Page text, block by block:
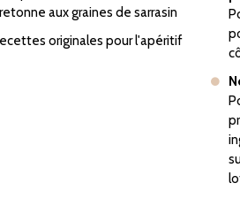
aux graines de sarrasin
originales pour l'apéritif